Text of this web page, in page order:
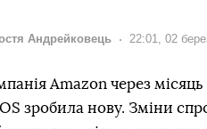
Андрейковець Дата:
22:01, 02
Amazon через
зробила нову. Зміни